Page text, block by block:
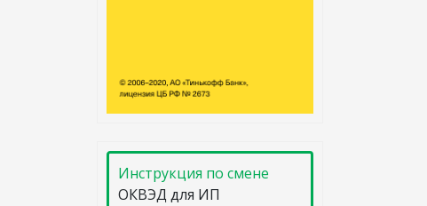
Инструкция по смене
ОКВЭД для ИП